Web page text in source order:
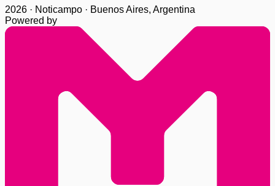
2026 · Noticampo · Buenos Aires, Argentina
Powered by